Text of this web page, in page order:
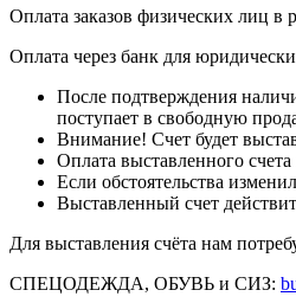
Оплата заказов физических лиц в
Оплата через банк для
После подтверждения
поступает в свободную
Внимание! Счет будет
Оплата выставленного
Если обстоятельства
Выставленный счет
Для выставления счёта нам
СПЕЦОДЕЖДА, ОБУВЬ и СИЗ: